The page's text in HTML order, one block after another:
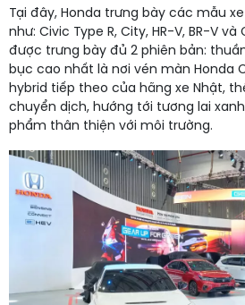
Tại đây, Honda trưng bày các mẫu
như: Civic Type R, City, HR-V, BR-V và
được trưng bày đủ 2 phiên bản:
bục cao nhất là nơi vén màn Honda
hybrid tiếp theo của hãng xe Nhật,
chuyển dịch, hướng tới tương lai
phẩm thân thiện với môi trường.